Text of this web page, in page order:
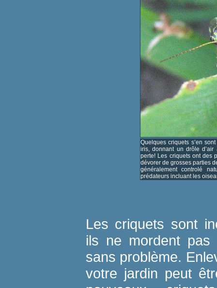
Quelques criquets s’en
iris, donnant un drôle
perte! Les criquets ont des
dévorer de grosses parties
généralement controlé
prédateurs incluant les
Les criquets sont
ils ne mordent pas
sans problème.
votre jardin peut